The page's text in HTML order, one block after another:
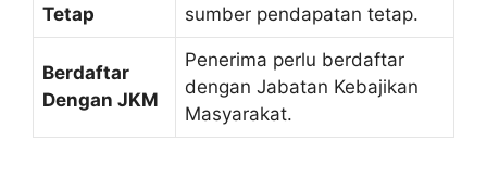
Tetap
sumber pendapatan tetap.
Berdaftar
Dengan JKM
Penerima perlu berdaftar
dengan Jabatan Kebajikan
Masyarakat.